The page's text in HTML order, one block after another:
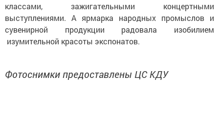
классами, зажигательными концертными
выступлениями. А ярмарка народных промыслов и
сувенирной продукции радовала изобилием
изумительной красоты экспонатов.
Фотоснимки предоставлены ЦС КДУ